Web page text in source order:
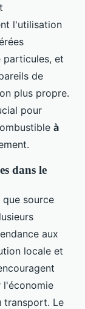
l'utilisation
particules, et
de
plus propre.
pour
à
dans le
source
aux
locale et
l'économie
transport. Le